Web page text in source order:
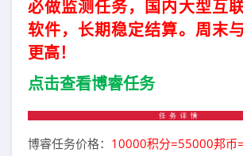
必做监测任务，国内大型互
软件，长期稳定结算。周末
更高！
点击查看博睿任务
博睿任务价格： 10000积分=55000邦币